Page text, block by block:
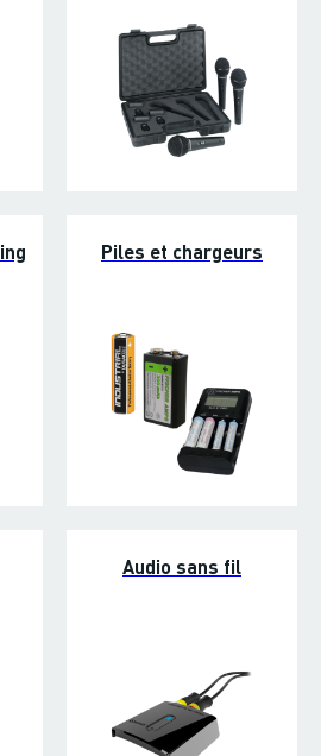
Piles et chargeurs
Audio sans fil